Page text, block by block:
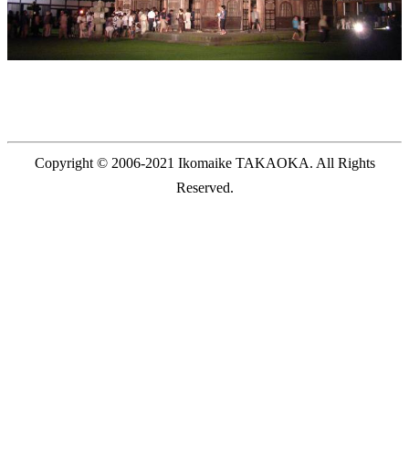
Copyright © 2006-2021 Ikomaike TAKAOKA. All Rights
Reserved.